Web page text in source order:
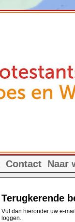
Contact Naar
Terugkerende
Vul dan hieronder uw e-
loggen.